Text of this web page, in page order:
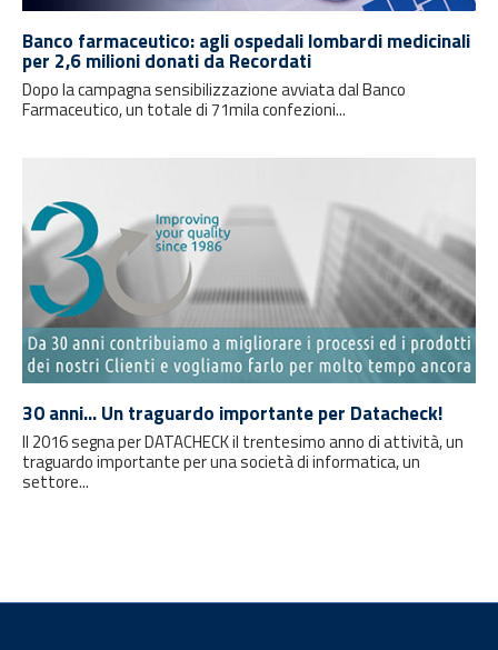
Banco farmaceutico: agli ospedali lombardi medicinali
per 2,6 milioni donati da Recordati
Dopo la campagna sensibilizzazione avviata dal Banco
Farmaceutico, un totale di 71mila confezioni...
30 anni... Un traguardo importante per Datacheck!
Il 2016 segna per DATACHECK il trentesimo anno di attività, un
traguardo importante per una società di informatica, un
settore...